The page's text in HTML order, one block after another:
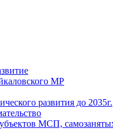
МР
развития до 2035г.
МСП,